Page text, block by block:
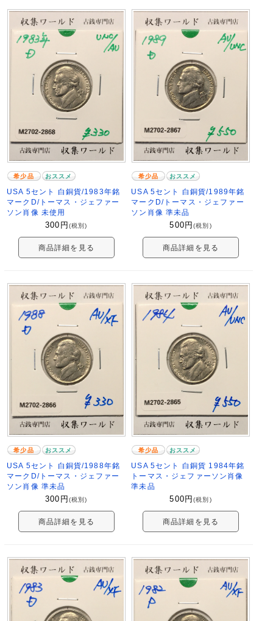
希少品 おススメ
USA 5セント 白銅貨/1983年銘
マークD/トーマス・ジェファー
ソン肖像 未使用
300 円 (税別)
商品詳細を見る
希少品 おススメ
USA 5セント 白銅貨/1989年銘
マークD/トーマス・ジェファー
ソン肖像 準未品
500 円(税別)
商品詳細を見る
希少品 おススメ
USA 5セント 白銅貨/1988年銘
マークD/トーマス・ジェファー
ソン肖像 準未品
300 円 (税別)
商品詳細を見る
希少品 おススメ
USA 5セント 白銅貨 1984年銘
トーマス・ジェファーソン肖像
準未品
500 円(税別)
商品詳細を見る